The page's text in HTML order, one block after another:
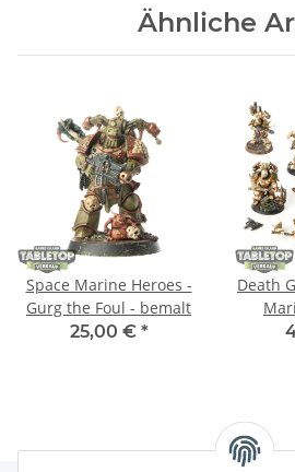
Ähnliche
Space Marine Heroes -
Gurg the Foul - bemalt
25,00 € *
Death